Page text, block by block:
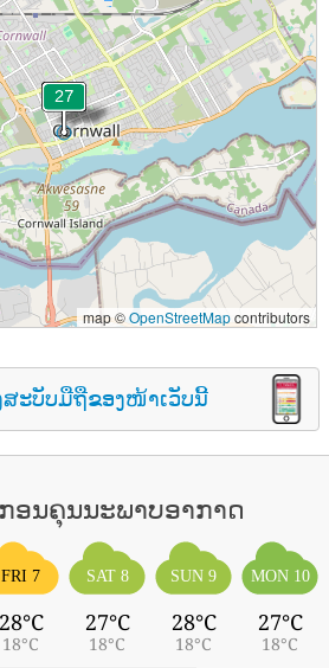
map ©OpenStreetMapcontributors
ສະບັບມືຖືຂອງໜ້າເວັບນີ້
ອນຄຸນນະພາບອາກາດ
FRI 7
28°C
18°C
SAT 8
27°C
18°C
SUN 9
28°C
18°C
MON 10
27°C
18°C